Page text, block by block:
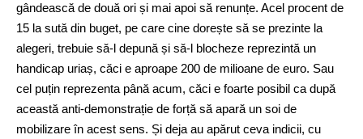
gândească de două ori și mai apoi să renunțe. Acel procent de
15 la sută din buget, pe care cine dorește să se prezinte la
alegeri, trebuie să-l depună și să-l blocheze reprezintă un
handicap uriaș, căci e aproape 200 de milioane de euro. Sau
cel puțin reprezenta până acum, căci e foarte posibil ca după
această anti-demonstrație de forță să apară un soi de
mobilizare în acest sens. Și deja au apărut ceva indicii, cu